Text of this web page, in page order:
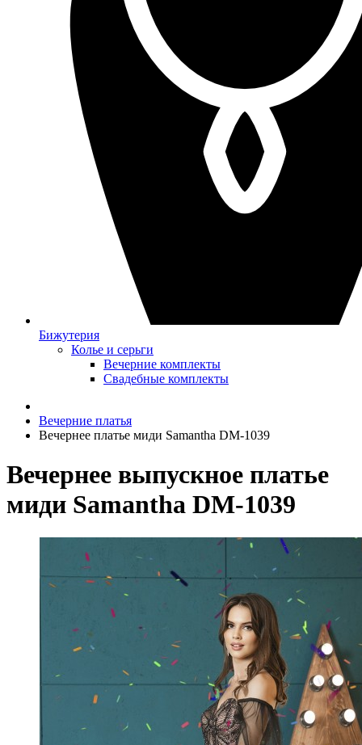
Бижутерия
Колье и серьги
Вечерние комплекты
Свадебные комплекты
Вечерние платья
Вечернее платье миди Samantha DM-1039
Вечернее выпускное платье
миди Samantha DM-1039